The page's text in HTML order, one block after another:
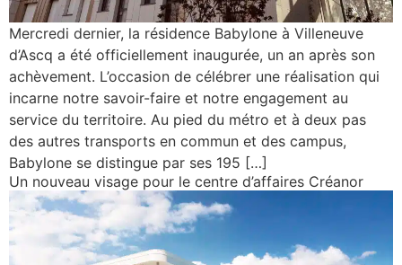
Mercredi dernier, la résidence Babylone à Villeneuve
d’Ascq a été officiellement inaugurée, un an après son
achèvement. L’occasion de célébrer une réalisation qui
incarne notre savoir-faire et notre engagement au
service du territoire. Au pied du métro et à deux pas
des autres transports en commun et des campus,
Babylone se distingue par ses 195 […]
Un nouveau visage pour le centre d’affaires Créanor